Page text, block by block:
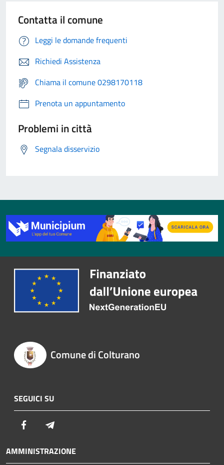
Contatta il comune
Leggi le domande frequenti
Richiedi Assistenza
Chiama il comune 0298170118
Prenota un appuntamento
Problemi in città
Segnala disservizio
Comune di Colturano
SEGUICI SU
Facebook
AMMINISTRAZIONE